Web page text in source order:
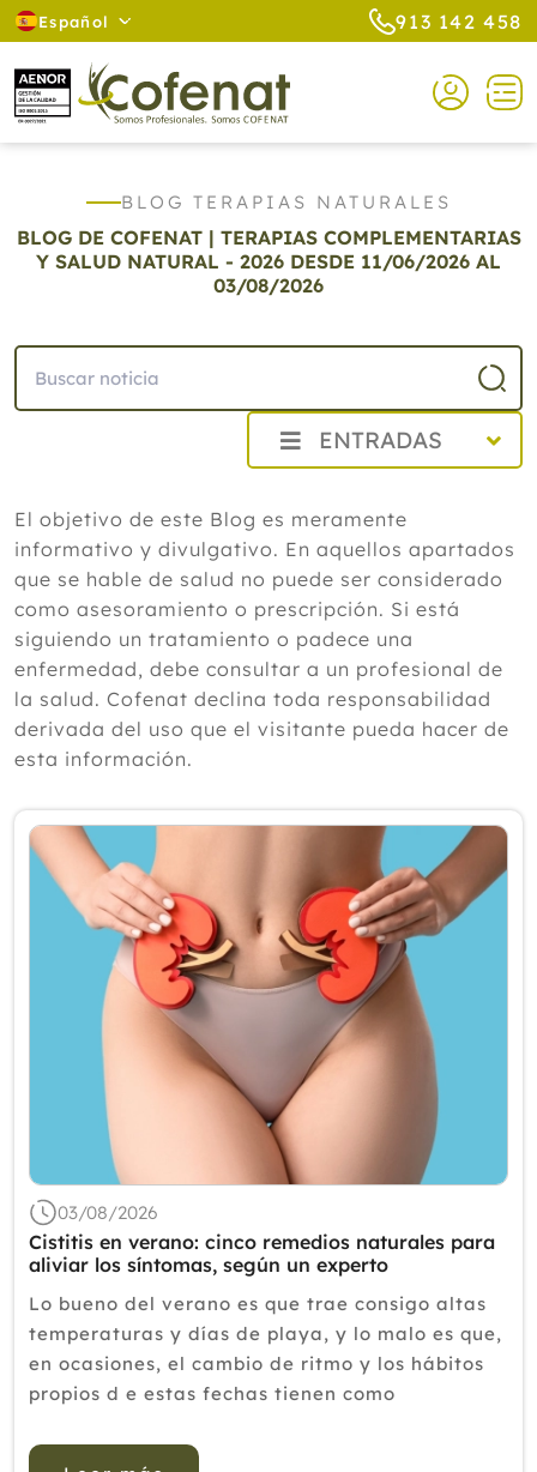
Español 913 142 458
BLOG TERAPIAS NATURALES
BLOG DE COFENAT | TERAPIAS COMPLEMENTARIAS
Y SALUD NATURAL - 2026 DESDE 11/06/2026 AL
03/08/2026
ENTRADAS
Agosto
Cistitis en verano: cinco remedios
naturales para aliviar los síntomas,
según un experto
Julio
Junio
Mayo
Marzo
Enero
2025
2024
2023
2022
2021
2020
2016
2014
2013
El objetivo de este Blog es meramente
informativo y divulgativo. En aquellos apartados
que se hable de salud no puede ser considerado
como asesoramiento o prescripción. Si está
siguiendo un tratamiento o padece una
enfermedad, debe consultar a un profesional de
la salud. Cofenat declina toda responsabilidad
derivada del uso que el visitante pueda hacer de
esta información.
03/08/2026
Cistitis en verano: cinco remedios naturales para
aliviar los síntomas, según un experto
Lo bueno del verano es que trae consigo altas
temperaturas y días de playa, y lo malo es que,
en ocasiones, el cambio de ritmo y los hábitos
propios d e estas fechas tienen como
especialmente entre las mujeres. La